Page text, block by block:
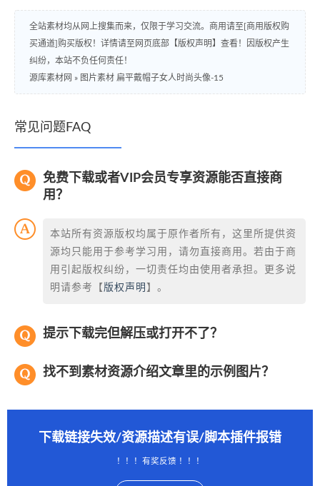
全站素材均从网上搜集而来，仅限于学习交流。商用请至[商用版权购
买通道]购买版权！详情请至网页底部【版权声明】查看！因版权产生
纠纷，本站不负任何责任！
源库素材网 » 图片素材 扁平戴帽子女人时尚头像-15
常见问题FAQ
免费下载或者VIP会员专享资源能否直接商
用？
本站所有资源版权均属于原作者所有，这里所提供资
源均只能用于参考学习用，请勿直接商用。若由于商
用引起版权纠纷，一切责任均由使用者承担。更多说
明请参考【 版权声明 】。
提示下载完但解压或打开不了？
找不到素材资源介绍文章里的示例图片？
下载链接失效/资源描述有误/脚本插件报错
！！！有奖反馈 ！！！